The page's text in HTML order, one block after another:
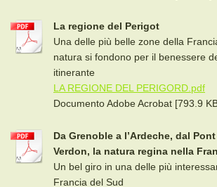
La regione del Perigot
Una delle più belle zone della
natura si fondono per il benessere
itinerante
LA REGIONE DEL PERIGORD.pdf
Documento Adobe Acrobat [793.9
Da Grenoble a l’Ardeche, dal
Verdon, la natura regina nella
Un bel giro in una delle più
Francia del Sud